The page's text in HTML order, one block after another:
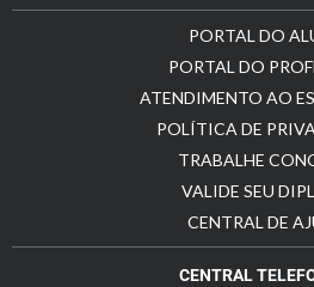
PORTAL DO
PORTAL DO
ATENDIMENTO AO
POLÍTICA DE
TRABALHE
VALIDE SEU
CENTRAL DE
CENTRAL